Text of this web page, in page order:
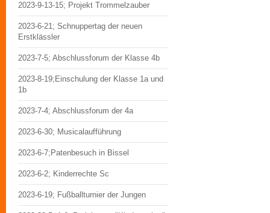
2023-9-13-15; Projekt Trommelzauber
2023-6-21; Schnuppertag der neuen
Erstklässler
2023-7-5; Abschlussforum der Klasse 4b
2023-8-19;Einschulung der Klasse 1a und
1b
2023-7-4; Abschlussforum der 4a
2023-6-30; Musicalaufführung
2023-6-7;Patenbesuch in Bissel
2023-6-2; Kinderrechte Sc
2023-6-19; Fußballturnier der Jungen